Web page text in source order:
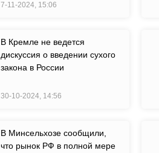
7-11-2024, 15:06
В Кремле не ведется
дискуссия о введении сухого
закона в России
30-10-2024, 14:56
В Минсельхозе сообщили,
что рынок РФ в полной мере